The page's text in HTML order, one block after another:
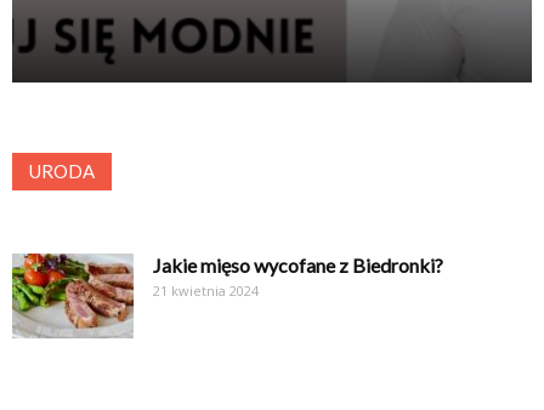
URODA
Jakie mięso wycofane z Biedronki?
21 kwietnia 2024